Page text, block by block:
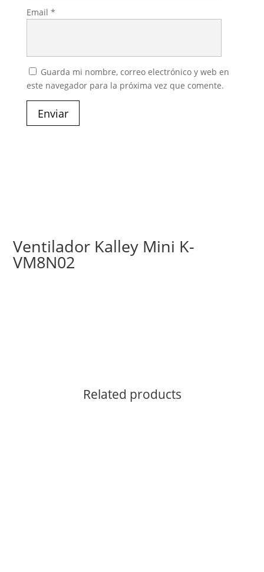
Email *
Guarda mi nombre, correo electrónico y web en
este navegador para la próxima vez que comente.
Enviar
Ventilador Kalley Mini K-
VM8N02
Related products